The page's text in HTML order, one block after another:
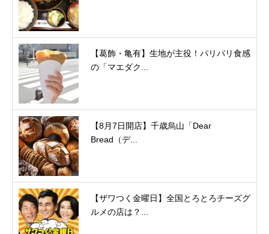
【葛飾・亀有】生地が主役！パリパリ食感
の「マエダク...
【8月7日開店】千歳烏山「Dear
Bread（デ...
【ザワつく金曜日】全国とろとろチーズグ
ルメの店は？...